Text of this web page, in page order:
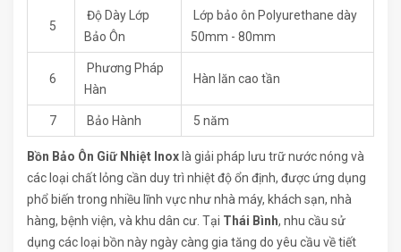
5
Độ Dày Lớp
Bảo Ôn
Lớp bảo ôn Polyurethane dày
50mm - 80mm
6
Phương Pháp
Hàn
Hàn lăn cao tần
7 Bảo Hành 5 năm
Bồn Bảo Ôn Giữ Nhiệt Inox là giải pháp lưu trữ nước nóng và
các loại chất lỏng cần duy trì nhiệt độ ổn định, được ứng dụng
phổ biến trong nhiều lĩnh vực như nhà máy, khách sạn, nhà
hàng, bệnh viện, và khu dân cư. Tại Thái Bình, nhu cầu sử
dụng các loại bồn này ngày càng gia tăng do yêu cầu về tiết